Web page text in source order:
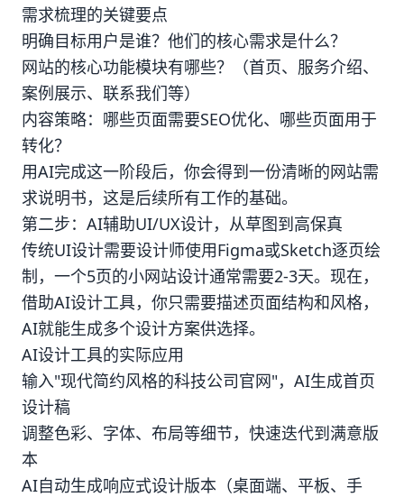
需求梳理的关键要点
明确目标用户是谁？他们的核心需求是什么？
网站的核心功能模块有哪些？（首页、服务介绍、
案例展示、联系我们等）
内容策略：哪些页面需要SEO优化、哪些页面用于
转化？
用AI完成这一阶段后，你会得到一份清晰的网站需
求说明书，这是后续所有工作的基础。
第二步：AI辅助UI/UX设计，从草图到高保真
传统UI设计需要设计师使用Figma或Sketch逐页绘
制，一个5页的小网站设计通常需要2-3天。现在，
借助AI设计工具，你只需要描述页面结构和风格，
AI就能生成多个设计方案供选择。
AI设计工具的实际应用
输入"现代简约风格的科技公司官网"，AI生成首页
设计稿
调整色彩、字体、布局等细节，快速迭代到满意版
本
AI自动生成响应式设计版本（桌面端、平板、手